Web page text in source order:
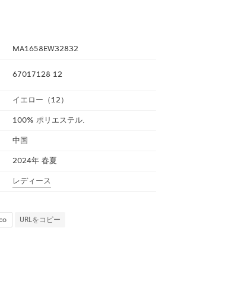
MA1658EW32832
67017128 12
イエロー（12）
100% ポリエステル.
中国
2024年 春夏
レディース
URLをコピー